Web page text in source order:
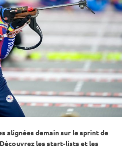
alignées demain sur lesprintde
les start-lists et les